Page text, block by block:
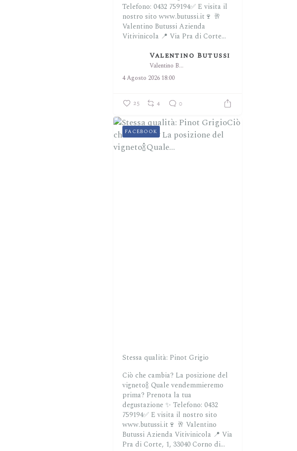
Telefono: 0432 759194✅ E visita il
nostro sito www.butussi.it🍷 🥂
Valentino Butussi Azienda
Vitivinicola 📍 Via Pra di Corte...
Valentino Butussi
Valentino Butussi
4 Agosto 2026 18:00
25 4 0
Stessa qualità: Pinot Grigio
Ciò che cambia? La posizione del
vigneto🍾 Quale vendemmieremo
prima? Prenota la tua
degustazione ✨ Telefono: 0432
759194✅ E visita il nostro sito
www.butussi.it🍷 🥂 Valentino
Butussi Azienda Vitivinicola 📍 Via
Pra di Corte, 1, 33040 Corno di...
FACEBOOK